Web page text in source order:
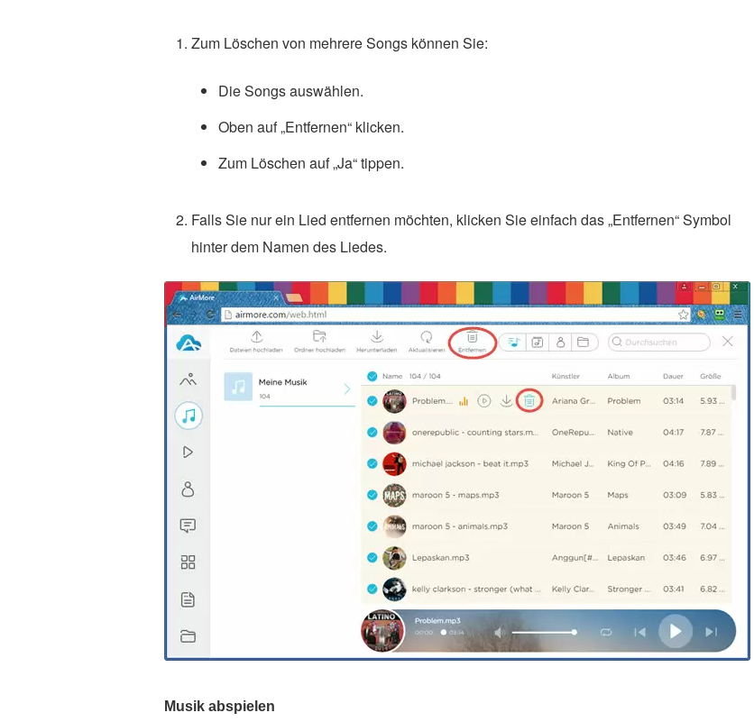
Zum Löschen von mehrere Songs können Sie:
Die Songs auswählen.
Oben auf „Entfernen“ klicken.
Zum Löschen auf „Ja“ tippen.
Falls Sie nur ein Lied entfernen möchten, klicken Sie einfach das „Entfernen“ Symbol
hinter dem Namen des Liedes.
Musik abspielen